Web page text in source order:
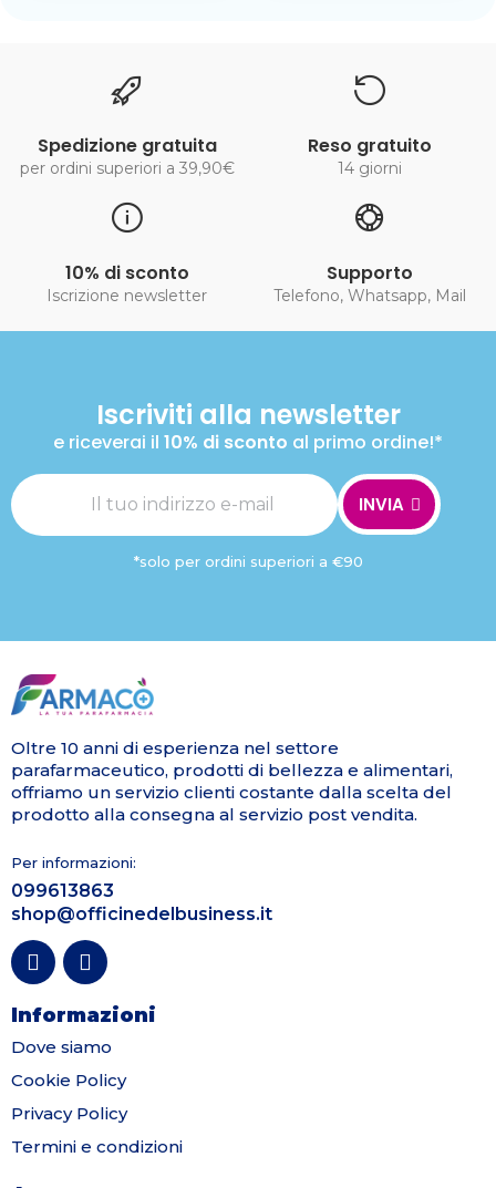
Spedizione gratuita
per ordini superiori a 39,90€
Reso gratuito
14 giorni
10% di sconto
Iscrizione newsletter
Supporto
Telefono, Whatsapp, Mail
Iscriviti alla newsletter
e riceverai il 10% di sconto al primo ordine!*
INVIA
*solo per ordini superiori a €90
Oltre 10 anni di esperienza nel settore
parafarmaceutico, prodotti di bellezza e alimentari,
offriamo un servizio clienti costante dalla scelta del
prodotto alla consegna al servizio post vendita.
Per informazioni:
099613863
shop@officinedelbusiness.it
Informazioni
Dove siamo
Cookie Policy
Privacy Policy
Termini e condizioni